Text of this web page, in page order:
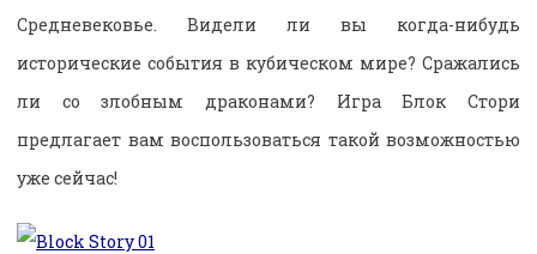
Средневековье. Видели ли вы когда-нибудь
исторические события в кубическом мире? Сражались
ли со злобным драконами? Игра Блок Стори
предлагает вам воспользоваться такой возможностью
уже сейчас!